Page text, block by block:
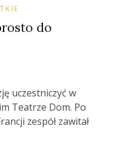
do
uczestniczyć w
Teatrze Dom. Po
zespół zawitał